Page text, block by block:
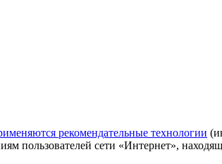
рекомендательные технологии
пользователей сети «Интернет»,